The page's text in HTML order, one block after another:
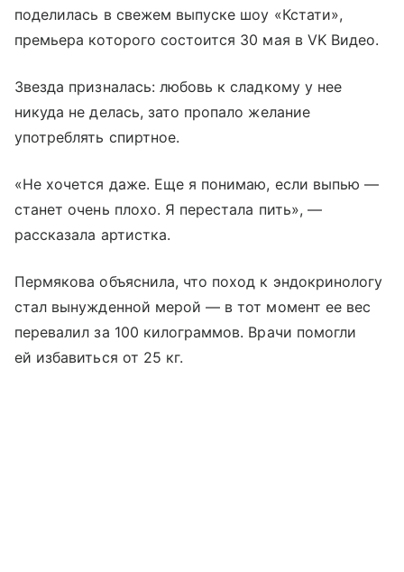
поделилась в свежем выпуске шоу «Кстати»,
премьера которого состоится 30 мая в VK Видео.
Звезда призналась: любовь к сладкому у нее
никуда не делась, зато пропало желание
употреблять спиртное.
«Не хочется даже. Еще я понимаю, если выпью —
станет очень плохо. Я перестала пить», —
рассказала артистка.
Пермякова объяснила, что поход к эндокринологу
стал вынужденной мерой — в тот момент ее вес
перевалил за 100 килограммов. Врачи помогли
ей избавиться от 25 кг.